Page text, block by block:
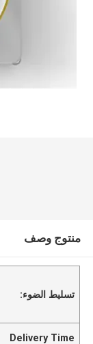
منتوج وصف
تسليط الضوء:
Delivery Time